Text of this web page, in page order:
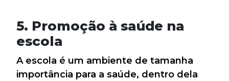
5. Promoção à saúde na
escola
A escola é um ambiente de tamanha
importância para a saúde, dentro dela